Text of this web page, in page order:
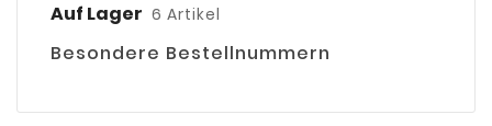
Auf Lager 6 Artikel
Besondere Bestellnummern